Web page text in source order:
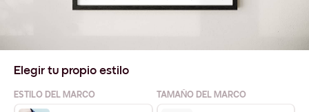
Elegir tu propio estilo
ESTILO DEL MARCO TAMAÑO DEL MARCO